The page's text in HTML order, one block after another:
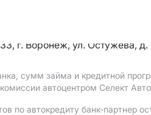
г. Воронеж, ул. Остужева,
сумм займа и кредитной
автоцентром Селект
по автокредиту банк-партнер